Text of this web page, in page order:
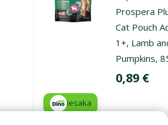
Prospera
Cat Pouch
1+, Lamb
Pumpkins,
Cena
0,89 €
iesaka